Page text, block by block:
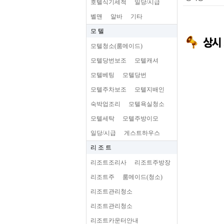
호텔식기세척 일당/시급
벨맨 알바 기타
모 텔
모텔청소(룸메이드)
모텔당번보조 모텔캐셔
모텔베팅 모텔당번
모텔주차보조 모텔지배인
숙박업조리 모텔욕실청소
모텔세탁 모텔주방이모
일당/시급 게스트하우스
리 조 트
리조트조리사 리조트주방장
리조트주 룸메이드(청소)
리조트관리청소
리조트관리청소
리조트카운터안내